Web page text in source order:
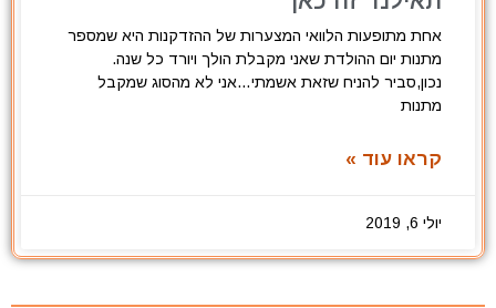
אחת מתופעות הלוואי המצערות של ההזדקנות היא שמספר
מתנות יום ההולדת שאני מקבלת הולך ויורד כל שנה.
נכון,סביר להניח שזאת אשמתי…אני לא מהסוג שמקבל
מתנות
קראו עוד »
יולי 6, 2019